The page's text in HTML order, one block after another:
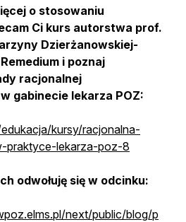
o stosowaniu
Ci kurs autorstwa prof.
Dzierżanowskiej-
i poznaj
racjonalnej
gabinecie lekarza POZ:
kursy/racjonalna-
praktyce-lekarza-poz-8
odwołuję się w odcinku:
next/public/blog/p